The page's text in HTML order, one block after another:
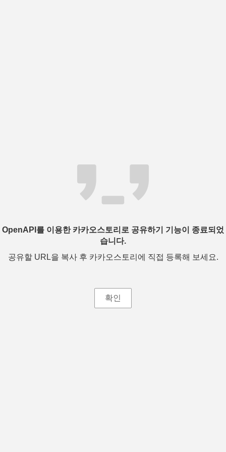
OpenAPI를 이용한 카카오스토리로 공유하기 기능이 종료되었
습니다.
공유할 URL을 복사 후 카카오스토리에 직접 등록해 보세요.
확인